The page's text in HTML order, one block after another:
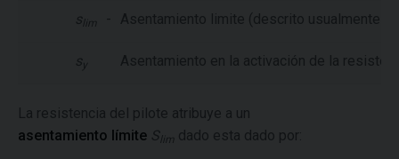
s lim - Asentamiento limite (descrito usualmente
sy Asentamiento en la activación de la
La resistencia del pilote atribuye a un
asentamiento límite Slim dado esta dado por: